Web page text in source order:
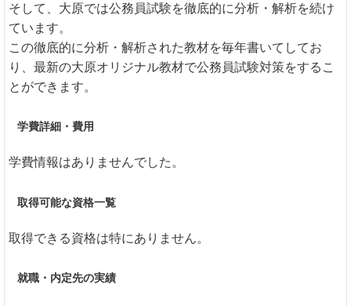
そして、大原では公務員試験を徹底的に分析・解析を続け
ています。
この徹底的に分析・解析された教材を毎年書いてしてお
り、最新の大原オリジナル教材で公務員試験対策をするこ
とができます。
学費詳細・費用
学費情報はありませんでした。
取得可能な資格一覧
取得できる資格は特にありません。
就職・内定先の実績